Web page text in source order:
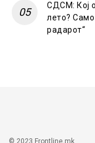
СДСМ: Кој
лето?
радарот“